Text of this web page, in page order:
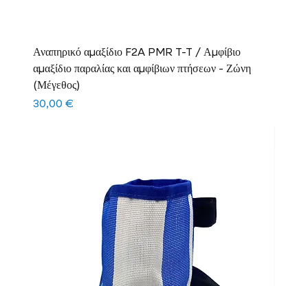
Αναπηρικό αμαξίδιο F2A PMR T-T / Αμφίβιο
αμαξίδιο παραλίας και αμφίβιων πτήσεων - Ζώνη
(Μέγεθος)
Τιμή
30,00 €